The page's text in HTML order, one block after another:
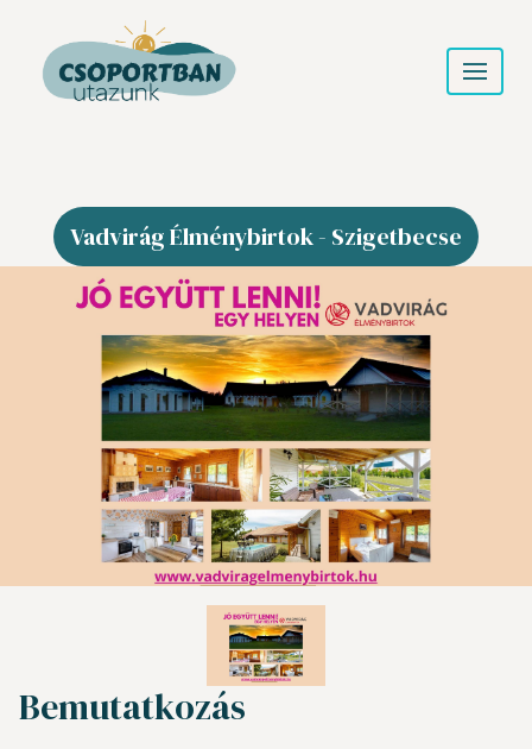
Vadvirág Élménybirtok - Szigetbecse
Bemutatkozás